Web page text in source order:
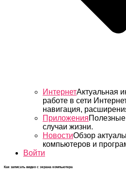
ИнтернетАктуальная
работе в сети
навигация,
Приложения
случаи жизни.
НовостиОбзор
компьютеров и
Войти
Как записать видео с экрана компьютера